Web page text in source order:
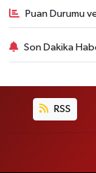
Puan Durumu
Son Dakika
RSS